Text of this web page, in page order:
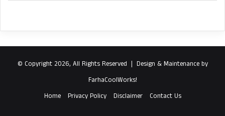
© Copyright 2026, All Rights Reserved | Design & Maintenance by
FarhaCoolWorks!
Home
Privacy Policy Disclaimer Contact Us